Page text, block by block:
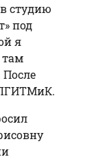
студию
под
я
там
После
ЛГИТМиК.